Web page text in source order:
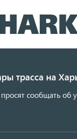
трасса на
сообщать об